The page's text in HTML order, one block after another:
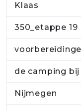
Klaas
350_etappe 19
de camping
Nijmegen